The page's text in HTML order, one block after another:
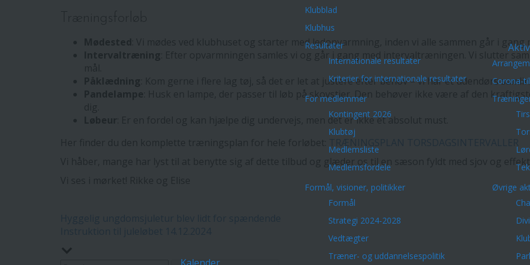
Klubblad
Klubhus
Resultater
Internationale resultater
Kriterier for internationale resultater
For medlemmer
Kontingent 2026
Klubtøj
Medlemsliste
Medlemsfordele
Formål, visioner, politikker
Formål
Strategi 2024-2028
Vedtægter
Træner- og uddannelsespolitik
Corona-
Øvrige
: Vi mødes ved klubhuset og starter med ledopvarmning, inden vi alle sammen går i gang
: Efter opvarmningen samles vi og går i gang med intervaltræningen. Vi slutter
: Kom gerne i flere lag tøj, så det er let at justere efter behov – vi har et udendørs
: Husk en lampe, der passer til løb på skovstier. Den behøver ikke være af den
: Er en fordel og kan hjælpe dig undervejs, men det er ikke et absolut must.
Vi håber, mange har lyst til at benytte sig af dette tilbud og glæder os til en sæson fyldt med sjov og